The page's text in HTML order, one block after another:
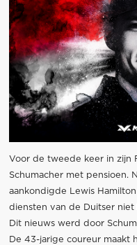
Voor de tweede keer in zijn
Schumacher met pensioen.
aankondigde Lewis
diensten van de Duitser
Dit nieuws werd door
De 43-jarige coureur maakt